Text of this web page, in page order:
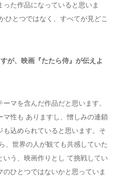
た作品になっていると思いま
ひとつではなく、すべてが見どこ
が、映画『たたら侍』が伝えよ
ーマを含んだ作品だと思います。
性も ありますし、憎しみの連鎖
も込められていると思います。そ
、世界の人が観ても共感していた
いう、映画作りとし て挑戦してい
のひとつではないかと思っていま